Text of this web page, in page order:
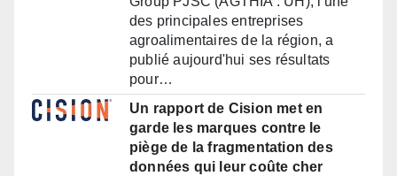
des principales entreprises
agroalimentaires de la région, a
publié aujourd'hui ses résultats
pour…
Un rapport de Cision met en
garde les marques contre le
piège de la fragmentation des
données qui leur coûte cher